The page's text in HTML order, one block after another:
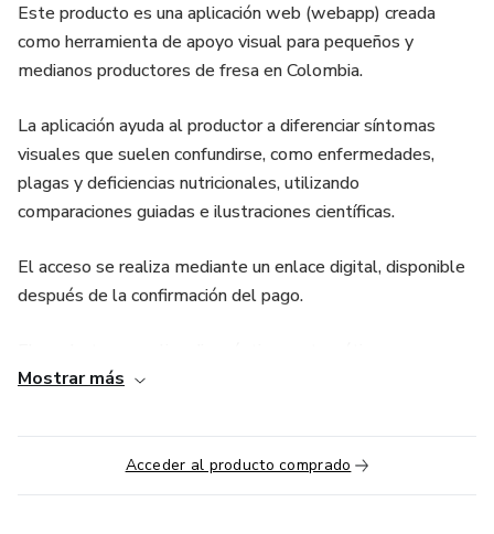
Este producto es una aplicación web (webapp) creada
como herramienta de apoyo visual para pequeños y
medianos productores de fresa en Colombia.
La aplicación ayuda al productor a diferenciar síntomas
visuales que suelen confundirse, como enfermedades,
plagas y deficiencias nutricionales, utilizando
comparaciones guiadas e ilustraciones científicas.
El acceso se realiza mediante un enlace digital, disponible
después de la confirmación del pago.
sustituye la evaluación de un agrónomo y no recomienda
y la toma de decisiones en el campo.
La venta es única, sin suscripción ni pagos recurrentes.
Mostrar más
Acceder al producto comprado